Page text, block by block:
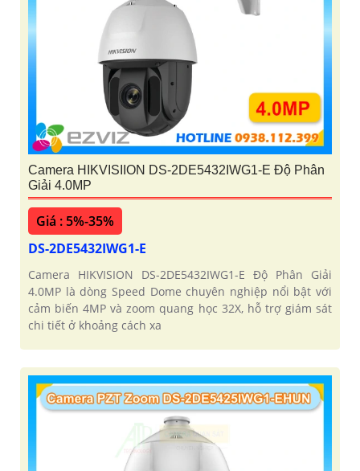
Camera HIKVISIION DS-2DE5432IWG1-E Độ Phân
Giải 4.0MP
Giá : 5%-35%
DS-2DE5432IWG1-E
Camera HIKVISION DS-2DE5432IWG1-E Độ Phân Giải
4.0MP là dòng Speed Dome chuyên nghiệp nổi bật với
cảm biến 4MP và zoom quang học 32X, hỗ trợ giám sát
chi tiết ở khoảng cách xa